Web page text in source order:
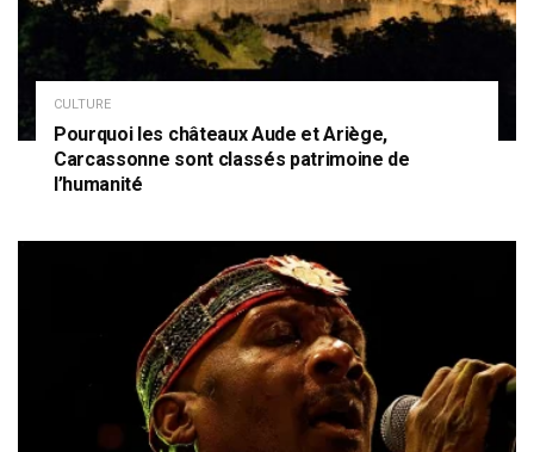
CULTURE
Pourquoi les châteaux Aude et Ariège,
Carcassonne sont classés patrimoine de
l’humanité